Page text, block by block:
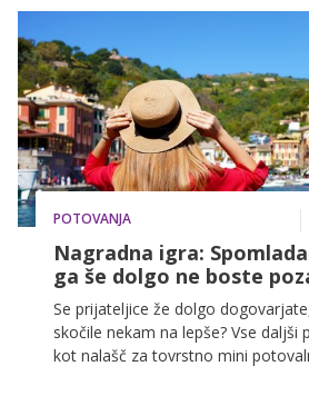
POTOVANJA
Nagradna igra:
ga še dolgo ne boste
Se prijateljice že dolgo
skočile nekam na lepše? Vse daljši
kot nalašč za tovrstno mini